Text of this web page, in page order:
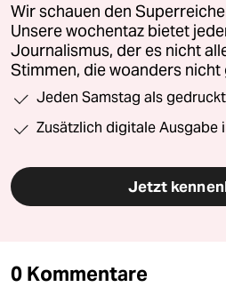
Wir schauen den
Unsere wochentaz bietet
Journalismus, der es nicht
Stimmen, die woanders
Jeden Samstag als
Zusätzlich digitale Ausgabe
Jetzt
0 Kommentare